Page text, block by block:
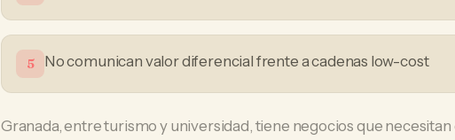
5 No comunican valor diferencial frente a cadenas low-cost
Granada, entre turismo y universidad, tiene negocios que